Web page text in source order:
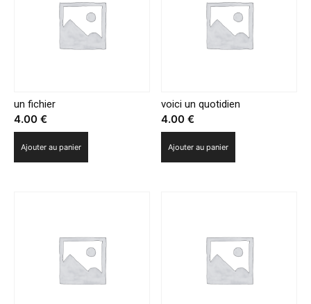
un fichier
4.00 €
Ajouter au panier
voici un quotidien
4.00€
Ajouter au panier